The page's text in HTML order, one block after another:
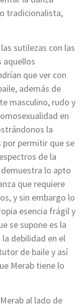
tradicionalista,
sutilezas con las
aquellos
que ver con
además de
masculino, rudo y
en
la
por permitir que se
de la
lo apto
que requiere
y sin embargo lo
esencia frágil y
se supone es la
debilidad en el
de baile y así
Merab tiene lo
al lado de